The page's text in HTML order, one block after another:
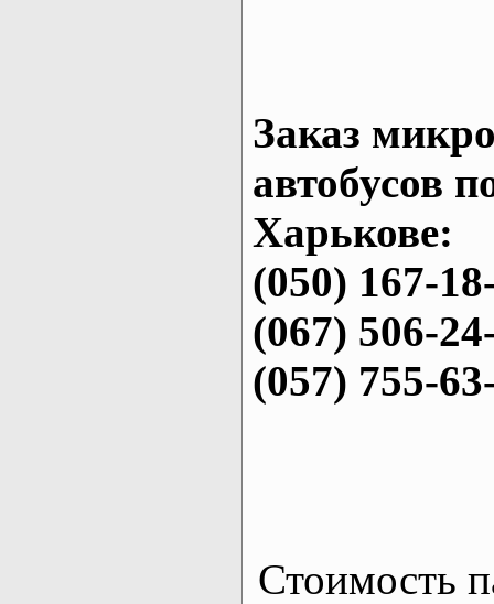
Заказ
автобусов
Харькове:
(050) 167-
(067) 506-
(057) 755-
Стоимость